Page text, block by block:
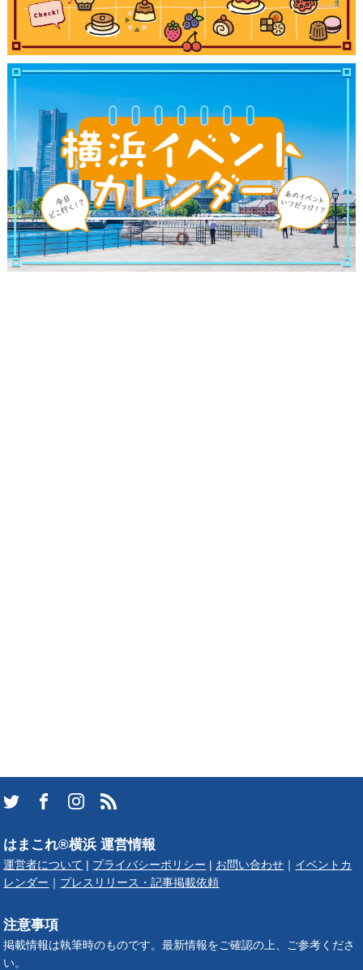
ブログ記事
サイトについて
はまこれ®横浜 運営情報
運営者について プライバシーポリシー お問い合わせ
イベントカ
レンダー
プレスリリース・記事掲載依頼
注意事項
掲載情報は執筆時のものです。最新情報をご確認の上、ご参考くださ
い。